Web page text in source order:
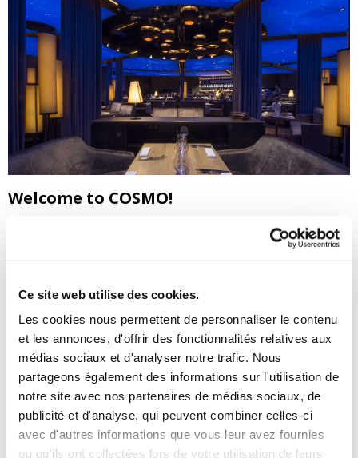
Ce site web utilise des cookies.
Les cookies nous permettent de personnaliser le contenu
et les annonces, d'offrir des fonctionnalités relatives aux
médias sociaux et d'analyser notre trafic. Nous
partageons également des informations sur l'utilisation de
notre site avec nos partenaires de médias sociaux, de
publicité et d'analyse, qui peuvent combiner celles-ci
avec d'autres informations que vous leur avez fournies
ou qu'ils ont collectées lors de votre utilisation de leurs
Welcome to COSMO!
CLIPSO® was able to meet his expectations in terms of
acoustic and aesthetic improvement by installing XXL
size frames, printed and backlit. The result is 500 m2 of
space.
In this transformation, the ceiling plays a major role as
much for acoustic reasons as for its capacity to create
intimate and optimal listening environments.
Read more:
Retour